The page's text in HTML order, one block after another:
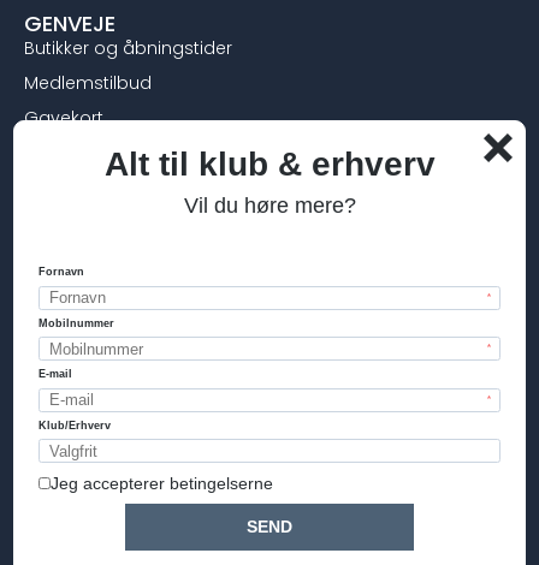
GENVEJE
Butikker og åbningstider
Medlemstilbud
Gavekort
Byttepolitik